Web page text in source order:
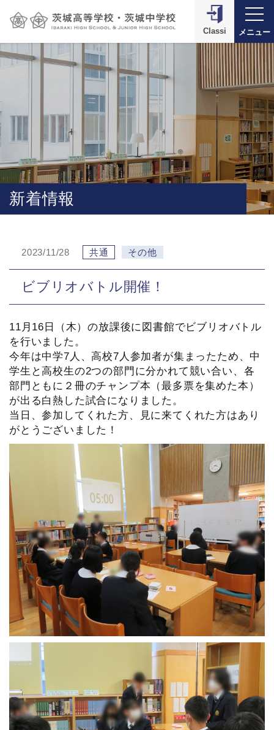
Classi メニュー
新着情報
2023/11/28 共通 その他
ビブリオバトル開催！
11月16日（木）の放課後に図書館でビブリオバトル
を行いました。
今年は中学7人、高校7人参加者が集まったため、中
学生と高校生の2つの部門に分かれて競い合い、各
部門ともに２冊のチャンプ本（最多票を集めた本）
が出る白熱した試合になりました。
当日、参加してくれた方、見に来てくれた方はあり
がとうございました！